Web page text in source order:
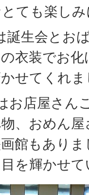
ても楽し
誕生会とお
衣装でお
せてくれま
お店屋さん
、おめん
館もあり
を輝かせ